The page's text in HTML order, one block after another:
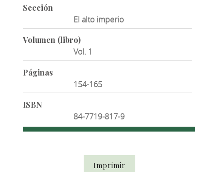
Sección
El alto imperio
Volumen (libro)
Vol. 1
Páginas
154-165
ISBN
84-7719-817-9
Imprimir